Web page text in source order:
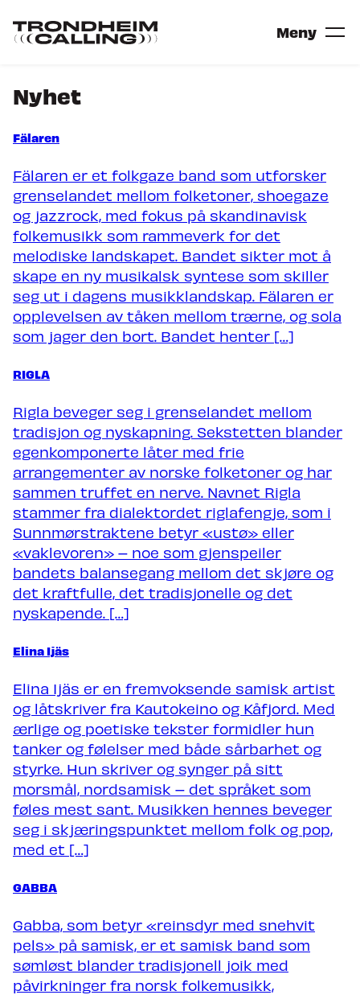
til
hovedinnhold
Gå
Meny
ARTISTER
SCENER
VIL DU SPILLE PÅ
Konferanse
KONFERANSEPOSTER
NORDIC INCUBATOR
Om Trondheim Calling
Søk om å spille på TC27
Nyhet
Fälaren
Fälaren er et folkgaze band som utforsker
grenselandet mellom folketoner, shoegaze
og jazzrock, med fokus på skandinavisk
folkemusikk som rammeverk for det
melodiske landskapet. Bandet sikter mot å
skape en ny musikalsk syntese som skiller
seg ut i dagens musikklandskap. Fälaren er
opplevelsen av tåken mellom trærne, og sola
som jager den bort. Bandet henter […]
RIGLA
Rigla beveger seg i grenselandet mellom
tradisjon og nyskapning. Sekstetten blander
egenkomponerte låter med frie
arrangementer av norske folketoner og har
sammen truffet en nerve. Navnet Rigla
stammer fra dialektordet riglafengje, som i
Sunnmørstraktene betyr «ustø» eller
«vaklevoren» – noe som gjenspeiler
bandets balansegang mellom det skjøre og
det kraftfulle, det tradisjonelle og det
nyskapende. […]
Elina Ijäs
Elina Ijäs er en fremvoksende samisk artist
og låtskriver fra Kautokeino og Kåfjord. Med
ærlige og poetiske tekster formidler hun
tanker og følelser med både sårbarhet og
styrke. Hun skriver og synger på sitt
morsmål, nordsamisk – det språket som
føles mest sant. Musikken hennes beveger
seg i skjæringspunktet mellom folk og pop,
med et […]
GABBA
Gabba, som betyr «reinsdyr med snehvit
pels» på samisk, er et samisk band som
sømløst blander tradisjonell joik med
påvirkninger fra norsk folkemusikk,